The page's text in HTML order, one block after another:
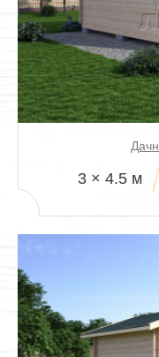
3 × 4.5 м